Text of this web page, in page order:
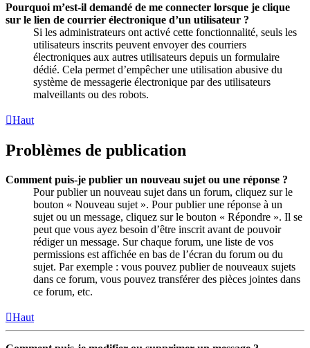
Pourquoi m’est-il demandé de me connecter lorsque je clique
sur le lien de courrier électronique d’un utilisateur ?
Si les administrateurs ont activé cette fonctionnalité, seuls les
utilisateurs inscrits peuvent envoyer des courriers
électroniques aux autres utilisateurs depuis un formulaire
dédié. Cela permet d’empêcher une utilisation abusive du
système de messagerie électronique par des utilisateurs
malveillants ou des robots.
Haut
Problèmes de publication
Comment puis-je publier un nouveau sujet ou une réponse ?
Pour publier un nouveau sujet dans un forum, cliquez sur le
bouton « Nouveau sujet ». Pour publier une réponse à un
sujet ou un message, cliquez sur le bouton « Répondre ». Il se
peut que vous ayez besoin d’être inscrit avant de pouvoir
rédiger un message. Sur chaque forum, une liste de vos
permissions est affichée en bas de l’écran du forum ou du
sujet. Par exemple : vous pouvez publier de nouveaux sujets
dans ce forum, vous pouvez transférer des pièces jointes dans
ce forum, etc.
Haut